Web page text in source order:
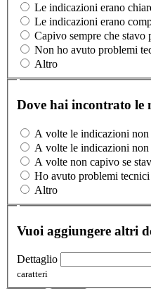
Le indicazioni erano
Le indicazioni erano
Capivo sempre che stavo
Non ho avuto problemi
Altro
Dove hai incontrato le
A volte le indicazioni non
A volte le indicazioni non
A volte non capivo se
Ho avuto problemi tecnici
Altro
Vuoi aggiungere altri
Dettaglio
caratteri